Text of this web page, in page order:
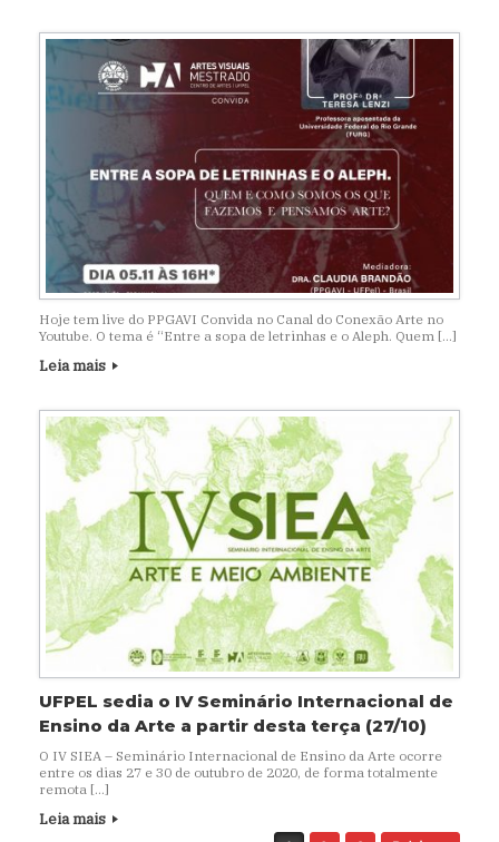
Hoje tem live do PPGAVI Convida no Canal do Conexão Arte no
Youtube. O tema é “Entre a sopa de letrinhas e o Aleph. Quem […]
Leia mais
UFPEL sedia o IV Seminário Internacional de
Ensino da Arte a partir desta terça (27/10)
O IV SIEA – Seminário Internacional de Ensino da Arte ocorre
entre os dias 27 e 30 de outubro de 2020, de forma totalmente
remota […]
Leia mais